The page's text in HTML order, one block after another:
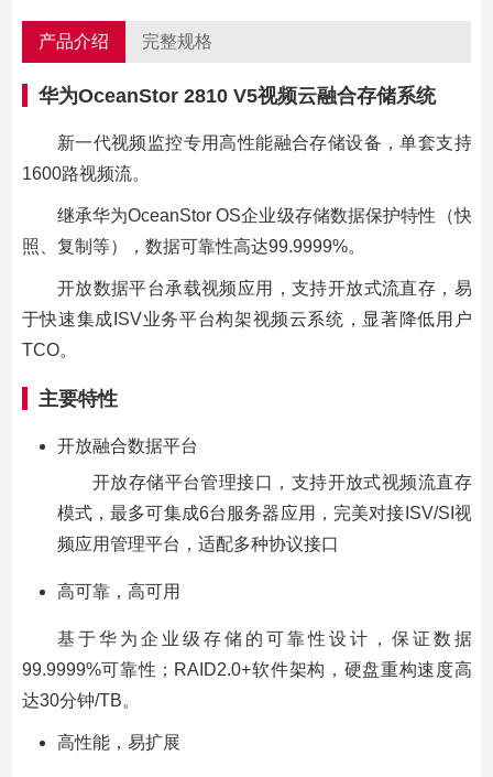
产品介绍 完整规格
华为OceanStor 2810 V5视频云融合存储系统
新一代视频监控专用高性能融合存储设备，单套支持
1600路视频流。
继承华为OceanStor OS企业级存储数据保护特性（快
照、复制等），数据可靠性高达99.9999%。
开放数据平台承载视频应用，支持开放式流直存，易
于快速集成ISV业务平台构架视频云系统，显著降低用户
TCO。
主要特性
开放融合数据平台
开放存储平台管理接口，支持开放式视频流直存
模式，最多可集成6台服务器应用，完美对接ISV/SI视
频应用管理平台，适配多种协议接口
高可靠，高可用
基于华为企业级存储的可靠性设计，保证数据
99.9999%可靠性；RAID2.0+软件架构，硬盘重构速度高
达30分钟/TB。
高性能，易扩展